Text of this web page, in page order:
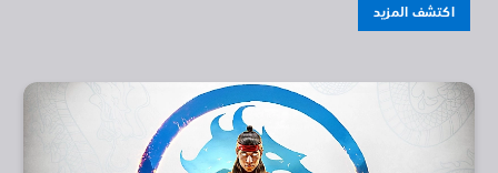
اكتشف المزيد